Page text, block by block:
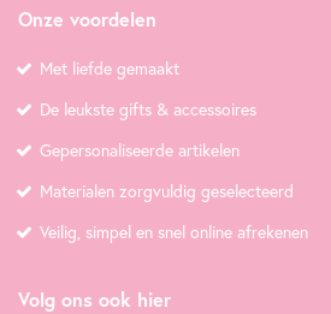
Onze voordelen
Met liefde gemaakt
De leukste gifts & accessoires
Gepersonaliseerde artikelen
Materialen zorgvuldig geselecteerd
Veilig, simpel en snel online afrekenen
Volg ons ook hier